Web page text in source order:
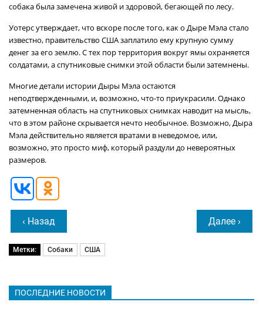
собака была замечена живой и здоровой, бегающей по лесу.
Уотерс утверждает, что вскоре после того, как о Дыре Мэла стало
известно, правительство США заплатило ему крупную сумму
денег за его землю. С тех пор территория вокруг ямы охраняется
солдатами, а спутниковые снимки этой области были затемнены.
Многие детали истории Дыры Мэла остаются
неподтвержденными, и, возможно, что-то приукрасили. Однако
затемненная область на спутниковых снимках наводит на мысль,
что в этом районе скрывается нечто необычное. Возможно, Дыра
Мэла действительно является вратами в неведомое, или,
возможно, это просто миф, который раздули до невероятных
размеров.
‹ Назад Далее ›
Метки: Собаки США
ПОСЛЕДНИЕ НОВОСТИ